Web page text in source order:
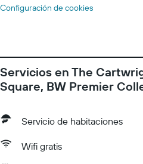
Configuración de cookies
Servicios en The
Square, BW Premier
Servicio de habitaciones
Wifi gratis